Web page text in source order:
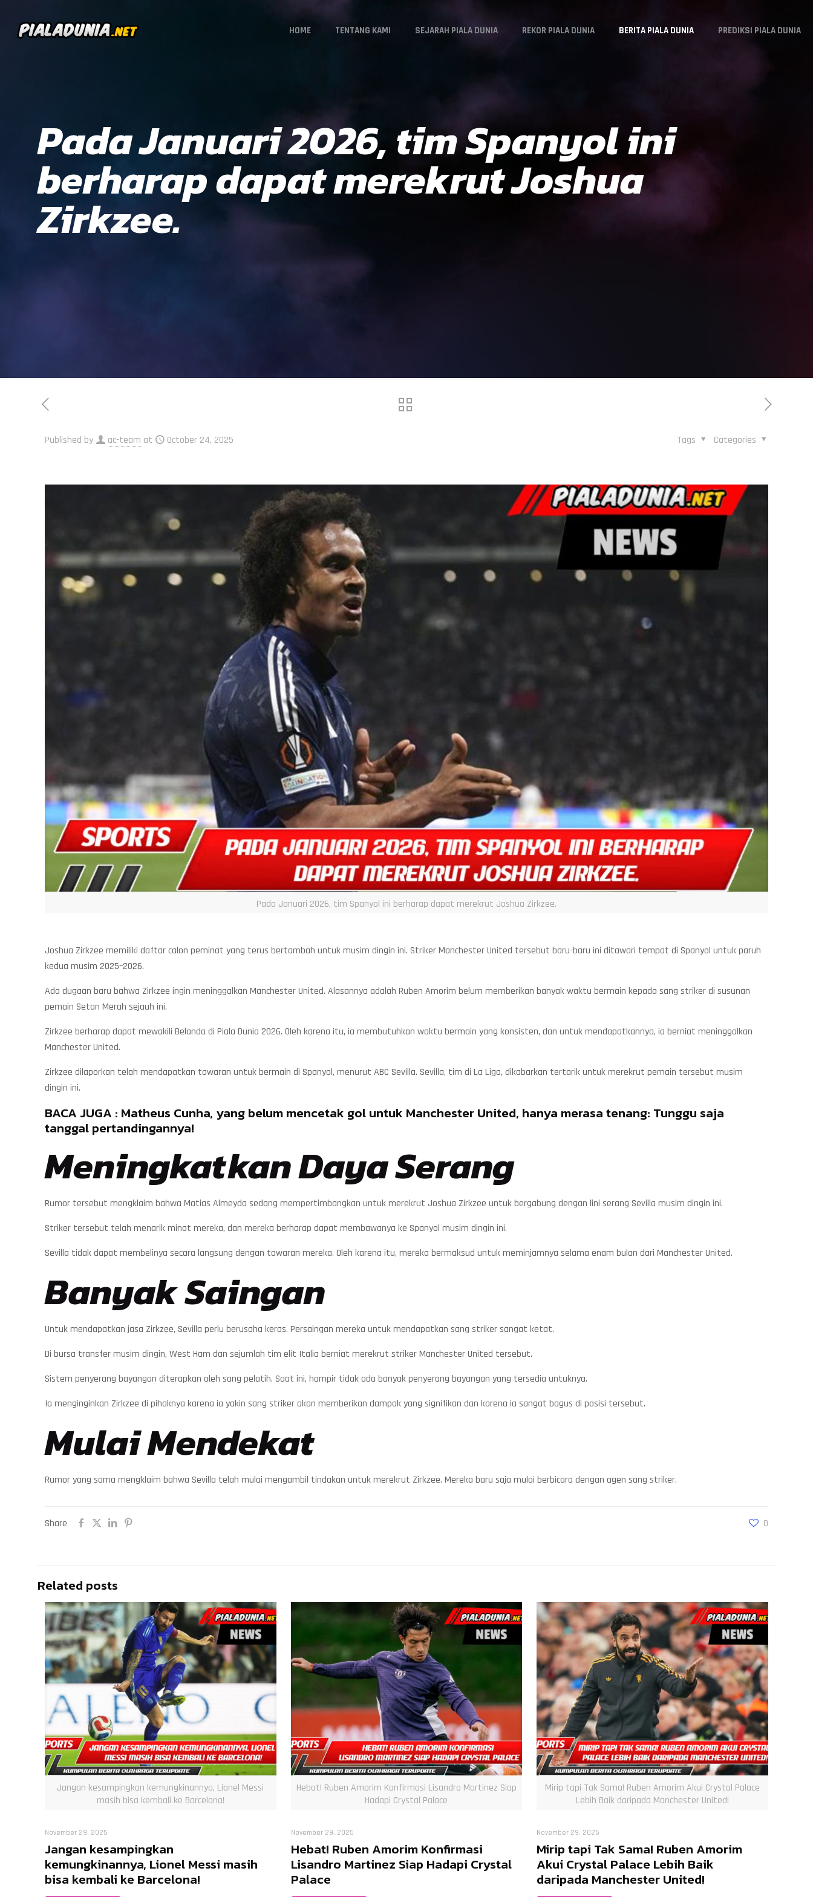
HOME TENTANG KAMI SEJARAH PIALA DUNIA REKOR PIALA DUNIA BERITA PIALA DUNIA PREDIKSI PIALA DUNIA
Pada Januari 2026, tim Spanyol ini
berharap dapat merekrut Joshua
Zirkzee.
Published by ac-team at October 24, 2025 Categories
Tags
Pada Januari 2026, tim Spanyol ini berharap dapat merekrut Joshua Zirkzee.
Joshua Zirkzee memiliki daftar calon peminat yang terus bertambah untuk musim dingin ini. Striker Manchester United tersebut baru-baru ini ditawari tempat di Spanyol untuk paruh
kedua musim 2025–2026.
Ada dugaan baru bahwa Zirkzee ingin meninggalkan Manchester United. Alasannya adalah Ruben Amorim belum memberikan banyak waktu bermain kepada sang striker di susunan
pemain Setan Merah sejauh ini.
Zirkzee berharap dapat mewakili Belanda di Piala Dunia 2026. Oleh karena itu, ia membutuhkan waktu bermain yang konsisten, dan untuk mendapatkannya, ia berniat meninggalkan
Manchester United.
Zirkzee dilaporkan telah mendapatkan tawaran untuk bermain di Spanyol, menurut ABC Sevilla. Sevilla, tim di La Liga, dikabarkan tertarik untuk merekrut pemain tersebut musim
dingin ini.
BACA JUGA : Matheus Cunha, yang belum mencetak gol untuk Manchester United, hanya merasa tenang: Tunggu saja
tanggal pertandingannya!
Meningkatkan Daya Serang
Rumor tersebut mengklaim bahwa Matias Almeyda sedang mempertimbangkan untuk merekrut Joshua Zirkzee untuk bergabung dengan lini serang Sevilla musim dingin ini.
Striker tersebut telah menarik minat mereka, dan mereka berharap dapat membawanya ke Spanyol musim dingin ini.
Sevilla tidak dapat membelinya secara langsung dengan tawaran mereka. Oleh karena itu, mereka bermaksud untuk meminjamnya selama enam bulan dari Manchester United.
Banyak Saingan
Untuk mendapatkan jasa Zirkzee, Sevilla perlu berusaha keras. Persaingan mereka untuk mendapatkan sang striker sangat ketat.
Di bursa transfer musim dingin, West Ham dan sejumlah tim elit Italia berniat merekrut striker Manchester United tersebut.
Sistem penyerang bayangan diterapkan oleh sang pelatih. Saat ini, hampir tidak ada banyak penyerang bayangan yang tersedia untuknya.
Ia menginginkan Zirkzee di pihaknya karena ia yakin sang striker akan memberikan dampak yang signifikan dan karena ia sangat bagus di posisi tersebut.
Mulai Mendekat
Rumor yang sama mengklaim bahwa Sevilla telah mulai mengambil tindakan untuk merekrut Zirkzee. Mereka baru saja mulai berbicara dengan agen sang striker.
Share 0
Related posts
Jangan kesampingkan kemungkinannya, Lionel Messi
masih bisa kembali ke Barcelona!
November 29, 2025
Jangan kesampingkan
kemungkinannya, Lionel Messi masih
bisa kembali ke Barcelona!
Hebat! Ruben Amorim Konfirmasi Lisandro Martinez Siap
Hadapi Crystal Palace
November 29, 2025
Hebat! Ruben Amorim Konfirmasi
Lisandro Martinez Siap Hadapi Crystal
Palace
Mirip tapi Tak Sama! Ruben Amorim Akui Crystal Palace
Lebih Baik daripada Manchester United!
November 29, 2025
Mirip tapi Tak Sama! Ruben Amorim
Akui Crystal Palace Lebih Baik
daripada Manchester United!